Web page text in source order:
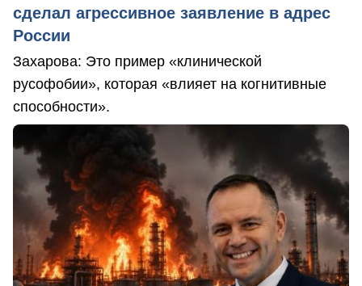
сделал агрессивное заявление в адрес
России
Захарова: Это пример «клинической
русофобии», которая «влияет на когнитивные
способности».